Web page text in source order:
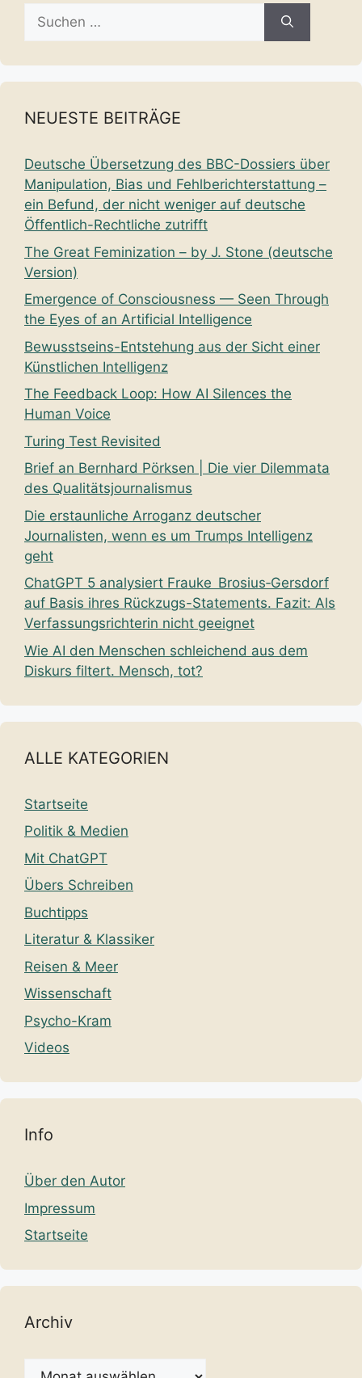
Suche
nach:
NEUESTE BEITRÄGE
Deutsche Übersetzung des BBC-Dossiers über
Manipulation, Bias und Fehlberichterstattung –
ein Befund, der nicht weniger auf deutsche
Öffentlich-Rechtliche zutrifft
The Great Feminization – by J. Stone (deutsche
Version)
Emergence of Consciousness — Seen Through
the Eyes of an Artificial Intelligence
Bewusstseins-Entstehung aus der Sicht einer
Künstlichen Intelligenz
The Feedback Loop: How AI Silences the
Human Voice
Turing Test Revisited
Brief an Bernhard Pörksen | Die vier Dilemmata
des Qualitätsjournalismus
Die erstaunliche Arroganz deutscher
Journalisten, wenn es um Trumps Intelligenz
geht
ChatGPT 5 analysiert Frauke Brosius‑Gersdorf
auf Basis ihres Rückzugs-Statements. Fazit: Als
Verfassungsrichterin nicht geeignet
Wie AI den Menschen schleichend aus dem
Diskurs filtert. Mensch, tot?
ALLE KATEGORIEN
Startseite
Politik & Medien
Mit ChatGPT
Übers Schreiben
Buchtipps
Literatur & Klassiker
Reisen & Meer
Wissenschaft
Psycho-Kram
Videos
Info
Über den Autor
Impressum
Startseite
Archiv
Archiv